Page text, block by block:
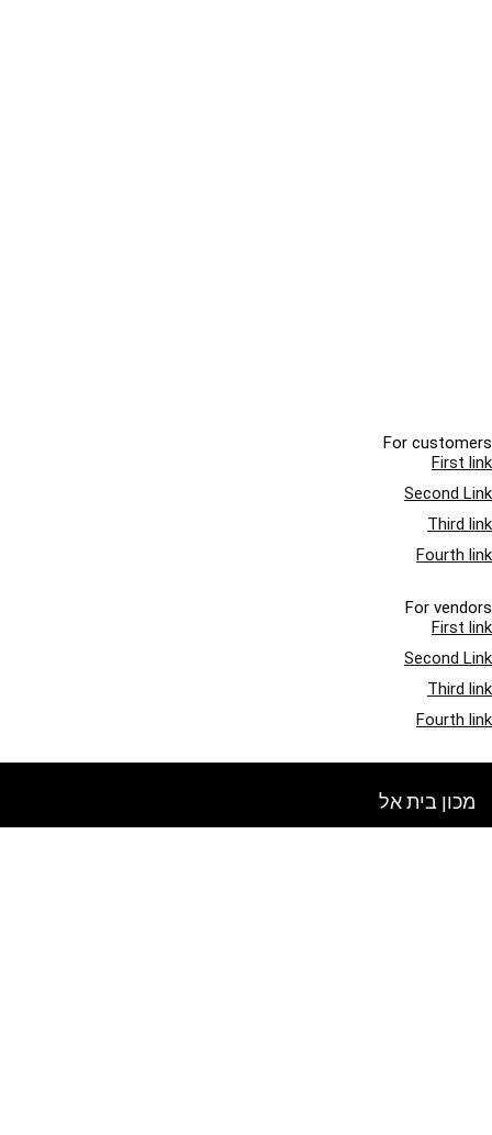
For customers
First link
Second Link
Third link
Fourth link
For vendors
First link
Second Link
Third link
Fourth link
מכון בית אל